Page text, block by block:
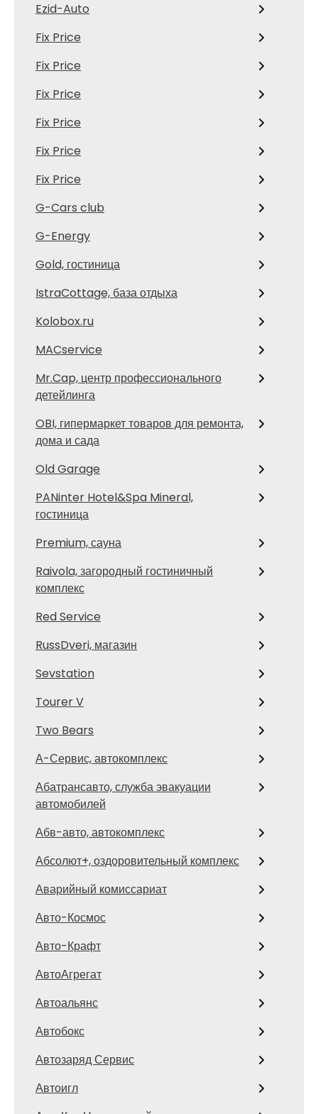
Ezid-Auto
Fix Price
Fix Price
Fix Price
Fix Price
Fix Price
Fix Price
G-Cars club
G-Energy
Gold, гостиница
IstraCottage, база отдыха
Kolobox.ru
MACservice
Mr.Cap, центр профессионального
детейлинга
OBI, гипермаркет товаров для ремонта,
дома и сада
Old Garage
PANinter Hotel&Spa Mineral,
гостиница
Premium, сауна
Raivola, загородный гостиничный
комплекс
Red Service
RussDveri, магазин
Sevstation
Tourer V
Two Bears
А-Сервис, автокомплекс
Абатрансавто, служба эвакуации
автомобилей
Абв-авто, автокомплекс
Абсолют+, оздоровительный комплекс
Аварийный комиссариат
Авто-Космос
Авто-Крафт
АвтоАгрегат
Автоальянс
Автобокс
Автозаряд Сервис
Автоигл